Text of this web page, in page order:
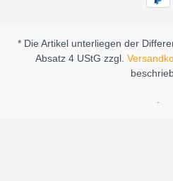
* Die Artikel unterliegen der
Absatz 4 UStG zzgl.
.